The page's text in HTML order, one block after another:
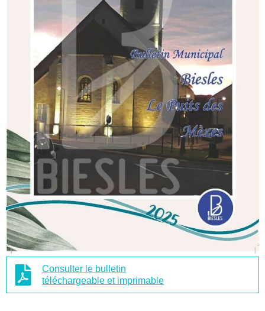
Consulter le bulletin
téléchargeable et imprimable